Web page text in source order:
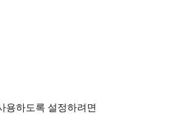
용하도록 설정하려면